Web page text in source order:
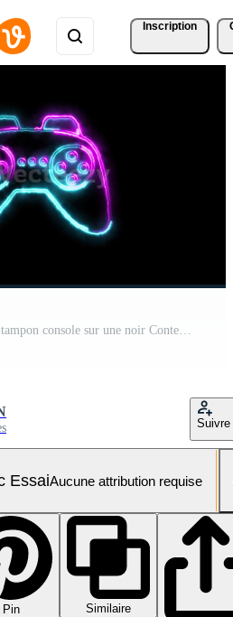
Inscription
néon embrasé Jeu manette tampon console sur une noir Contexte Vidéo Pro
Suivre
EssaiAucune attribution requise
Pin
Similaire